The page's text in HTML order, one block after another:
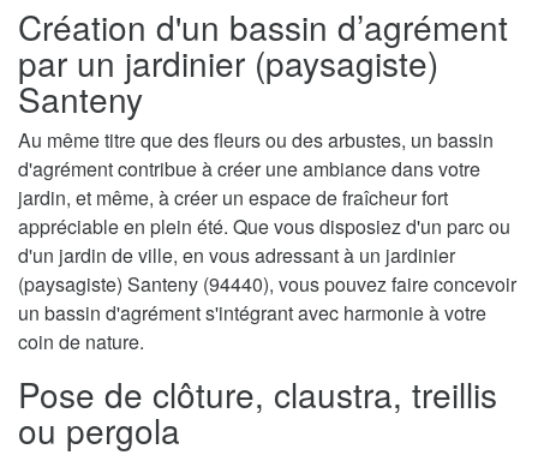
Création d'un bassin d’agrément
par un jardinier (paysagiste)
Santeny
Au même titre que des fleurs ou des arbustes, un bassin
d'agrément contribue à créer une ambiance dans votre
jardin, et même, à créer un espace de fraîcheur fort
appréciable en plein été. Que vous disposiez d'un parc ou
d'un jardin de ville, en vous adressant à un jardinier
(paysagiste) Santeny (94440), vous pouvez faire concevoir
un bassin d'agrément s'intégrant avec harmonie à votre
coin de nature.
Pose de clôture, claustra, treillis
ou pergola